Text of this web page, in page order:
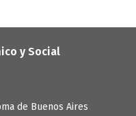
y Social
de Buenos Aires